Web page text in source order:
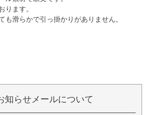
ります。
も滑らかで引っ掛かりがありません。
知らせメールについて